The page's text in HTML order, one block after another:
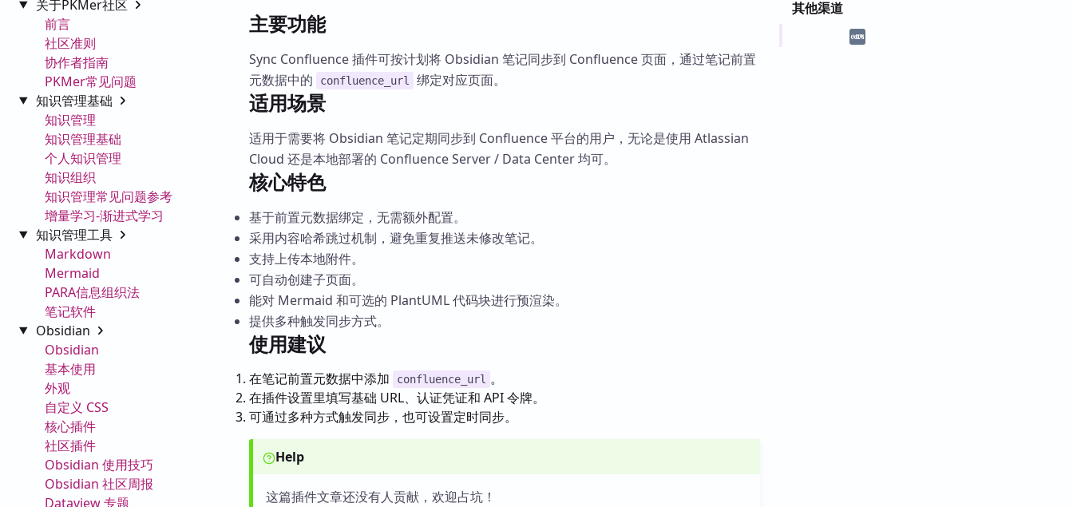
关于PKMer社区
前言
社区准则
协作者指南
PKMer常见问题
知识管理基础
知识管理
知识管理基础
个人知识管理
知识组织
知识管理常见问题参考
增量学习-渐进式学习
知识管理工具
Markdown
Mermaid
PARA信息组织法
笔记软件
Obsidian
Obsidian
基本使用
外观
自定义 CSS
核心插件
社区插件
Obsidian 使用技巧
Obsidian 社区周报
Dataview 专题
其他渠道
主要功能
Sync Confluence 插件可按计划将 Obsidian 笔记同步到 Confluence 页面，通过笔记前置
元数据中的
confluence_url 绑定对应页面。
适用场景
适用于需要将 Obsidian 笔记定期同步到 Confluence 平台的用户，无论是使用 Atlassian
Cloud 还是本地部署的 Confluence Server / Data Center 均可。
核心特色
基于前置元数据绑定，无需额外配置。
采用内容哈希跳过机制，避免重复推送未修改笔记。
支持上传本地附件。
可自动创建子页面。
能对 Mermaid 和可选的 PlantUML 代码块进行预渲染。
提供多种触发同步方式。
使用建议
在笔记前置元数据中添加 confluence_url 。
在插件设置里填写基础 URL、认证凭证和 API 令牌。
可通过多种方式触发同步，也可设置定时同步。
Help
这篇插件文章还没有人贡献，欢迎占坑！